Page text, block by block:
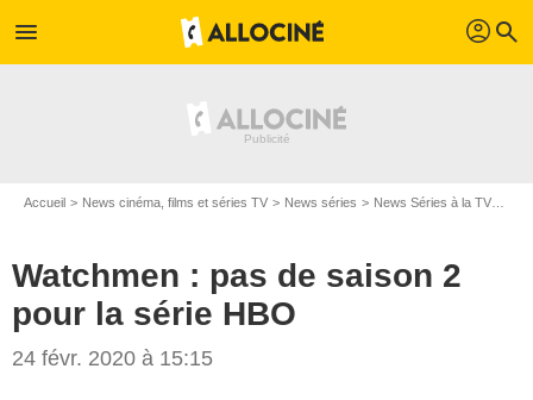
menu profil search
Accueil News cinéma, films et séries TV News séries News Séries à la TV
Watchmen : pas de saison 2
pour la série HBO
24 févr. 2020 à 15:15